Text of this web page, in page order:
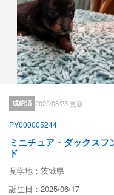
成約済 2025/08/23 更新
PY000005244
ミニチュア・ダックスフ
ド
見学地：茨城県
誕生日：2025/06/17